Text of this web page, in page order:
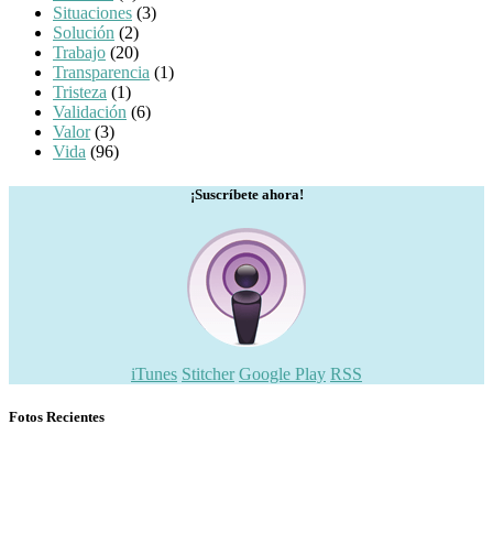
Situaciones (3)
Solución (2)
Trabajo (20)
Transparencia (1)
Tristeza (1)
Validación (6)
Valor(3)
Vida (96)
¡Suscríbete ahora!
iTunes Stitcher Google Play RSS
Fotos Recientes